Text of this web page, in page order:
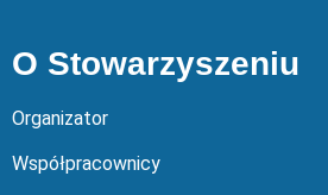
O Stowarzyszeniu
Organizator
Współpracownicy